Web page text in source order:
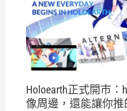
Holoearth正式開市
像周邊，還能讓你推